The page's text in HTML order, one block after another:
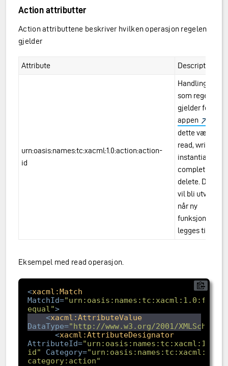
Action attributter
Action attributtene beskriver hvilken operasjon regelen
gjelder
Attribute Description
urn:oasis:names:tc:xacml:1.0:action:action-
id
Handlingen
som regelen
gjelder for. I
appen
dette være
read, write,
instantiate,
complete aog
delete. Dette
vil bli utvidet
når ny
funksjonalitet
legges til
Eksempel med read operasjon.
<xacml:Match
MatchId=
equal">
<xacml:AttributeValue
DataType="http://www.w3.org/2001/
<xacml:AttributeDesignator
AttributeId=
id"
Category=
category:action"